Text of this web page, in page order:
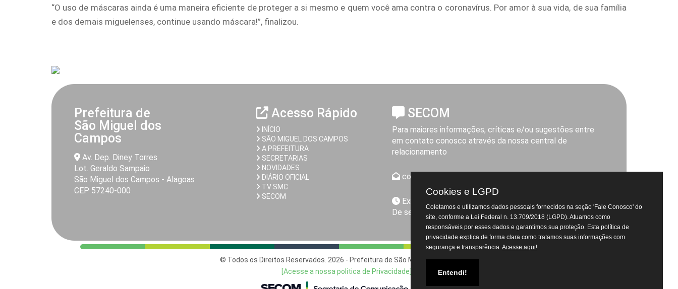
Atendimento Virtual do
Departamento de Tributos
“O uso de máscaras ainda é uma maneira eficiente de proteger a si mesmo e quem você ama contra o coronavírus. Por amor à sua vida, de sua família
e dos demais miguelenses, continue usando máscara!”, finalizou.
Prefeitura de
São Miguel dos
Campos
Av. Dep. Diney Torres
Lot. Geraldo Sampaio
São Miguel dos Campos - Alagoas
CEP 57240-000
Acesso Rápido
INÍCIO
SÃO MIGUEL DOS CAMPOS
A PREFEITURA
SECRETARIAS
NOVIDADES
DIÁRIO OFICIAL
TV SMC
SECOM
SECOM
Para maiores informações, críticas e/ou sugestões entre
em contato conosco através da nossa central de
relacionamento
comunicacao@saomigueldoscampos.al.gov.br
Expediente da Prefeitura
De segunda a sexta-feira, das 8h às 14h
© Todos os Direitos Reservados. 2026 - Prefeitura de São Miguel dos Campos.
[Acesse a nossa politica de Privacidade]
Cookies e LGPD
Coletamos e utilizamos dados pessoais fornecidos na seção 'Fale Conosco' do
site, conforme a Lei Federal n. 13.709/2018 (LGPD). Atuamos como
responsáveis por esses dados e garantimos sua proteção. Esta política de
privacidade explica de forma clara como tratamos suas informações com
segurança e transparência.Acesse aqui!
Entendi!